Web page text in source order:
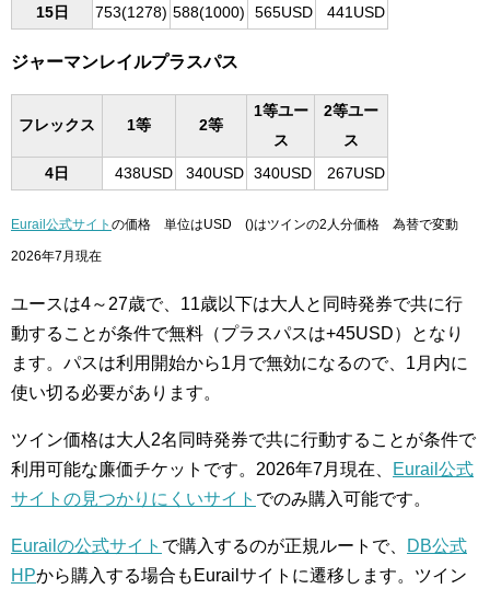
15日 753(1278) 588(1000) 565USD 441USD
ジャーマンレイルプラスパス
フレックス 1等 2等
1等ユー
ス
2等ユー
ス
4日
438USD 340USD 340USD 267USD
Eurail公式サイト の価格 単位はUSD ()はツインの2人分価格 為替で変動
2026年7月現在
ユースは4～27歳で、11歳以下は大人と同時発券で共に行
動することが条件で無料（プラスパスは+45USD）となり
ます。パスは利用開始から1月で無効になるので、1月内に
使い切る必要があります。
ツイン価格は大人2名同時発券で共に行動することが条件で
利用可能な廉価チケットです。2026年7月現在、
Eurail公式
サイトの見つかりにくいサイト でのみ購入可能です。
Eurailの公式サイト で購入するのが正規ルートで、
DB公式
HPから購入する場合もEurailサイトに遷移します。ツイン